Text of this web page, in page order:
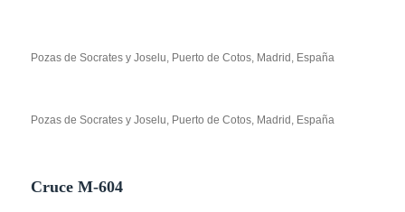
Pozas de Socrates y Joselu, Puerto de Cotos, Madrid, España
Pozas de Socrates y Joselu, Puerto de Cotos, Madrid, España
Cruce M-604